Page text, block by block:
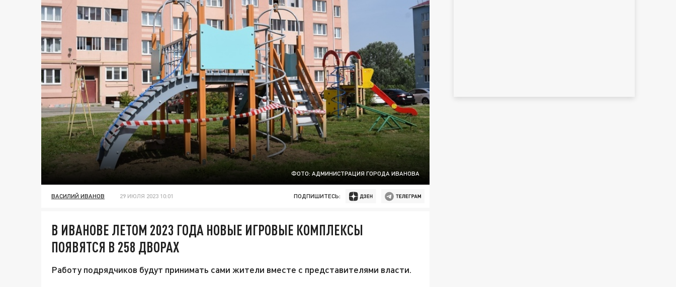
ФОТО: АДМИНИСТРАЦИЯ ГОРОДА ИВАНОВА
ВАСИЛИЙ ИВАНОВ 29 ИЮЛЯ 2023 10:01 ПОДПИШИТЕСЬ:
В ИВАНОВЕ ЛЕТОМ 2023 ГОДА НОВЫЕ ИГРОВЫЕ КОМПЛЕКСЫ
ПОЯВЯТСЯ В 258 ДВОРАХ
Работу подрядчиков будут принимать сами жители вместе с представителями власти.